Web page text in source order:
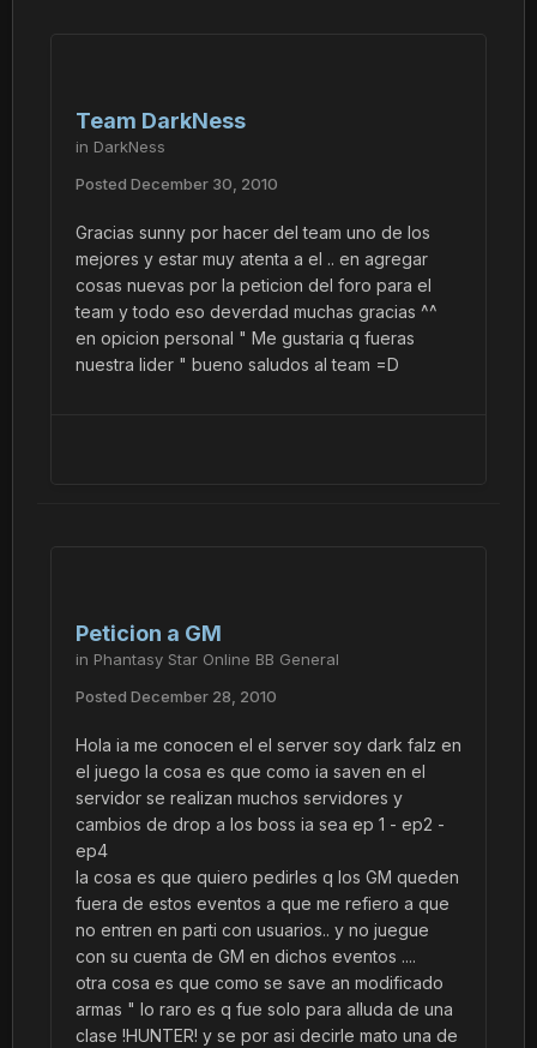
Team DarkNess
in DarkNess
Posted December 30, 2010
Gracias sunny por hacer del team uno de los
mejores y estar muy atenta a el .. en agregar
cosas nuevas por la peticion del foro para el
team y todo eso deverdad muchas gracias ^^
en opicion personal " Me gustaria q fueras
nuestra lider " bueno saludos al team =D
Peticion a GM
in Phantasy Star Online BB General
Posted December 28, 2010
Hola ia me conocen el el server soy dark falz en
el juego la cosa es que como ia saven en el
servidor se realizan muchos servidores y
cambios de drop a los boss ia sea ep 1 - ep2 -
ep4
la cosa es que quiero pedirles q los GM queden
fuera de estos eventos a que me refiero a que
no entren en parti con usuarios.. y no juegue
con su cuenta de GM en dichos eventos ....
otra cosa es que como se save an modificado
armas " lo raro es q fue solo para alluda de una
clase !HUNTER! y se por asi decirle mato una de